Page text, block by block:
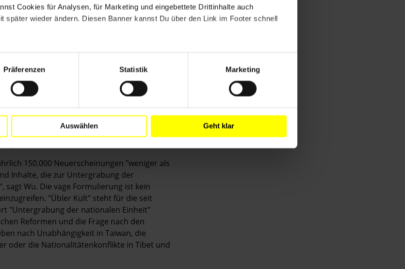
Cookies für Analysen, für Marketing und eingebettete Drittinhalte auch
später wieder ändern. Diesen Banner kannst Du über den Link im Footer schnell
Präferenzen Statistik Marketing
Auswählen Geht klar
ein Kader mit adrettem Borstenschnitt und
mitverantwortlich für den offiziellen Auftritt
mit Vertretern von einem knappen
für Funk und Fernsehen
genehm sind und welche nicht, nennt
von Wu nicht viel mehr als ein
der Selbstzensur. Im Gespräch mit
die Vorbereitungen Chinas auf die
Verlagshäuser müssten selbst
unsicher sind, ob der Inhalt
150.000 Neuerscheinungen "weniger als
Inhalte, die zur Untergrabung der
Wu. Die vage Formulierung ist kein
"Übler Kult" steht für die seit
"Untergrabung der nationalen Einheit"
Reformen und die Frage nach den
nach Unabhängigkeit in Taiwan, die
oder die Nationalitätenkonflikte in Tibet und